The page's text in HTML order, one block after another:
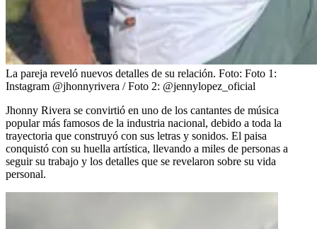
La pareja reveló nuevos detalles de su relación. Foto: Foto 1:
Instagram @jhonnyrivera / Foto 2: @jennylopez_oficial
Jhonny Rivera se convirtió en uno de los cantantes de música
popular más famosos de la industria nacional, debido a toda la
trayectoria que construyó con sus letras y sonidos. El paisa
conquistó con su huella artística, llevando a miles de personas a
seguir su trabajo y los detalles que se revelaron sobre su vida
personal.